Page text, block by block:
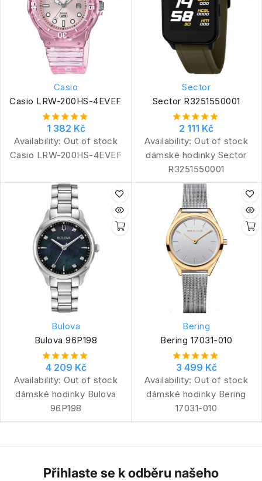
Casio
Casio LRW-200HS-4EVEF
1 382 Kč
Availability: Out of stock
Casio LRW-200HS-4EVEF
Sector
Sector R3251550001
2 111 Kč
Availability: Out of stock
dámské hodinky Sector
R3251550001
Bulova
Bulova 96P198
4 209 Kč
Availability: Out of stock
dámské hodinky Bulova
96P198
Bering
Bering 17031-010
3 499 Kč
Availability: Out of stock
dámské hodinky Bering
17031-010
Přihlaste se k odběru našeho